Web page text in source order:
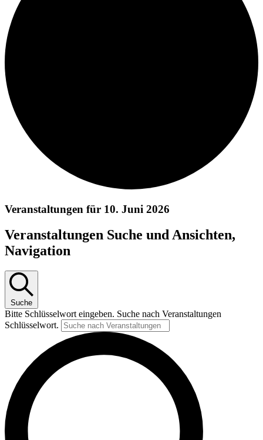
Veranstaltungen für 10. Juni 2026
Veranstaltungen Suche und Ansichten,
Navigation
Suche
Bitte Schlüsselwort eingeben. Suche nach Veranstaltungen
Schlüsselwort.